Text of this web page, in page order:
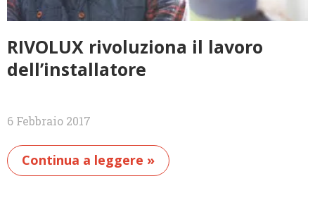
RIVOLUX rivoluziona il lavoro
dell’installatore
6 Febbraio 2017
Continua a leggere »